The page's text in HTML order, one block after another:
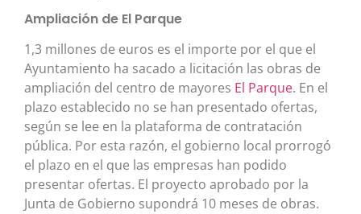
Ampliación de El Parque
1,3 millones de euros es el importe por el que el
Ayuntamiento ha sacado a licitación las obras de
ampliación del centro de mayores El Parque. En el
plazo establecido no se han presentado ofertas,
según se lee en la plataforma de contratación
pública. Por esta razón, el gobierno local prorrogó
el plazo en el que las empresas han podido
presentar ofertas. El proyecto aprobado por la
Junta de Gobierno supondrá 10 meses de obras.